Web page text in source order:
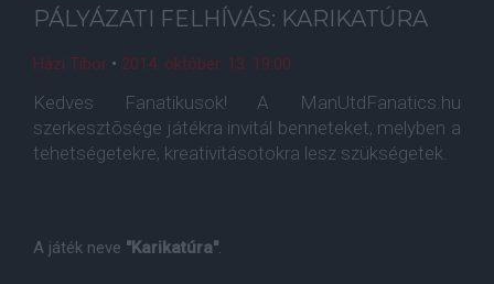
PÁLYÁZATI FELHÍVÁS: KARIKATÚRA
Házi Tibor • 2014. október. 13. 19:00
Kedves Fanatikusok! A ManUtdFanatics.hu
szerkesztõsége játékra invitál benneteket, melyben a
tehetségetekre, kreativitásotokra lesz szükségetek.
A játék neve "Karikatúra".